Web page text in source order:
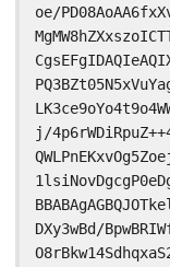
oe/
j/
DXy3wBd/